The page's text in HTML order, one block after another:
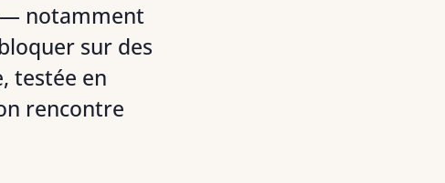
— notamment
sur des
testée en
rencontre